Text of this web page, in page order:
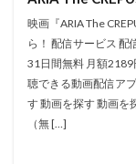
白木美貴子
白石冬美
蒼井翔太
芥川英司
芦野芳晴
映画『ARIA The
ら！ 配信サービス 配
31日間無料 月額2189
聴できる動画配信ア
す 動画を探す 動画を
（無 […]